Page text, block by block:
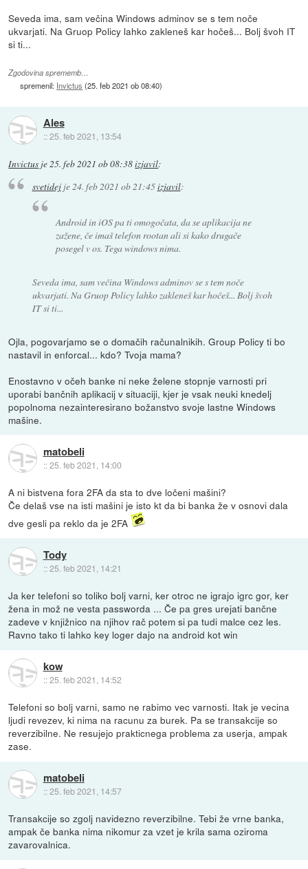
Seveda ima, sam večina Windows adminov se s tem noče
ukvarjati. Na Gruop Policy lahko zakleneš kar hočeš... Bolj švoh IT
si ti...
Zgodovina sprememb…
spremenil: Invictus (25. feb 2021 ob 08:40)
Ales
::25. feb 2021, 13:54
Invictus je25. feb 2021 ob 08:38izjavil:
svetidejje24. feb 2021 ob 21:45izjavil:
Android in iOS pa ti omogočata, da se aplikacija ne
zažene, če imaš telefon rootan ali si kako drugače
posegel v os. Tega windows nima.
Seveda ima, sam večina Windows adminov se s tem noče
ukvarjati. Na Gruop Policy lahko zakleneš kar hočeš... Bolj švoh
IT si ti...
Ojla, pogovarjamo se o domačih računalnikih. Group Policy ti bo
nastavil in enforcal... kdo? Tvoja mama?
Enostavno v očeh banke ni neke želene stopnje varnosti pri
uporabi bančnih aplikacij v situaciji, kjer je vsak neuki knedelj
popolnoma nezainteresirano božanstvo svoje lastne Windows
mašine.
matobeli
::25. feb 2021, 14:00
A ni bistvena fora 2FA da sta to dve ločeni mašini?
Če delaš vse na isti mašini je isto kt da bi banka že v osnovi dala
dve gesli pa reklo da je 2FA
Tody
::25. feb 2021, 14:21
Ja ker telefoni so toliko bolj varni, ker otroc ne igrajo igrc gor, ker
žena in mož ne vesta passworda ... Če pa gres urejati bančne
zadeve v knjižnico na njihov rač potem si pa tudi malce cez les.
Ravno tako ti lahko key loger dajo na android kot win
kow
::25. feb 2021, 14:52
Telefoni so bolj varni, samo ne rabimo vec varnosti. Itak je vecina
ljudi revezev, ki nima na racunu za burek. Pa se transakcije so
reverzibilne. Ne resujejo prakticnega problema za userja, ampak
zase.
matobeli
::25. feb 2021, 14:57
Transakcije so zgolj navidezno reverzibilne. Tebi že vrne banka,
ampak če banka nima nikomur za vzet je krila sama oziroma
zavarovalnica.